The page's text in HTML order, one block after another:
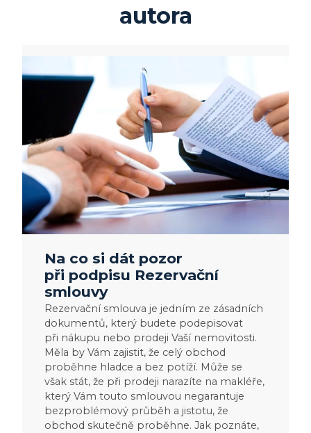
autora
Na co si dát pozor
při podpisu Rezervační
smlouvy
Rezervační smlouva je jedním ze zásadních
dokumentů, který budete podepisovat
při nákupu nebo prodeji Vaší nemovitosti.
Měla by Vám zajistit, že celý obchod
proběhne hladce a bez potíží. Může se
však stát, že při prodeji narazíte na makléře,
který Vám touto smlouvou negarantuje
bezproblémový průběh a jistotu, že
obchod skutečně proběhne. Jak poznáte,
pozor
při podpisu
Rezervační
smlouvy